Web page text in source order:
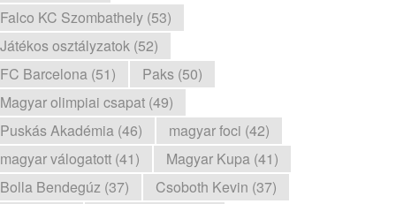
Falco KC Szombathely (53)
Játékos osztályzatok (52)
FC Barcelona (51)
Paks (50)
Magyar olimpiai csapat (49)
Puskás Akadémia (46)
magyar foci (42)
magyar válogatott (41)
Magyar Kupa (41)
Bolla Bendegúz (37)
Csoboth Kevin (37)